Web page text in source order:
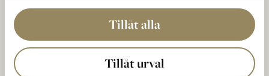
Tillåt alla
Tillåt urval
Postadresse:
Den Nationale Boks 5
233 02 BARA, Sverige
Organisationsnummer: